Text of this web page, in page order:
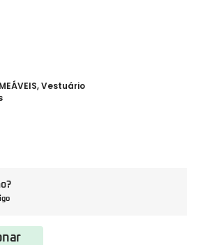
,Vestuário